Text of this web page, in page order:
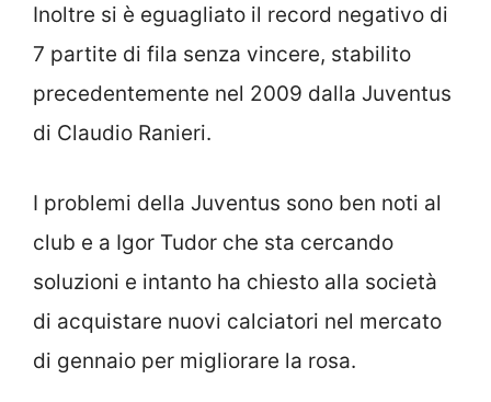
Inoltre si è eguagliato il record negativo di
7 partite di fila senza vincere, stabilito
precedentemente nel 2009 dalla Juventus
di Claudio Ranieri.
I problemi della Juventus sono ben noti al
club e a Igor Tudor che sta cercando
soluzioni e intanto ha chiesto alla società
di acquistare nuovi calciatori nel mercato
di gennaio per migliorare la rosa.